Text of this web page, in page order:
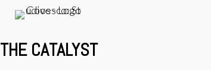
THE CATALYST